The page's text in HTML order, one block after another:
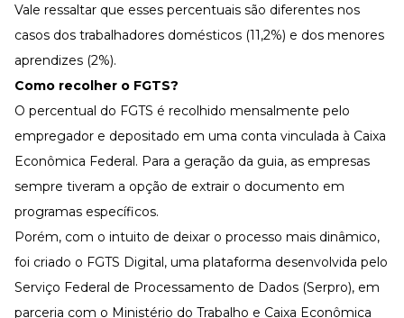
Vale ressaltar que esses percentuais são diferentes nos
casos dos trabalhadores domésticos (11,2%) e dos menores
aprendizes (2%).
Como recolher o FGTS?
O percentual do FGTS é recolhido mensalmente pelo
empregador e depositado em uma conta vinculada à Caixa
Econômica Federal. Para a geração da guia, as empresas
sempre tiveram a opção de extrair o documento em
programas específicos.
Porém, com o intuito de deixar o processo mais dinâmico,
foi criado o FGTS Digital, uma plataforma desenvolvida pelo
Serviço Federal de Processamento de Dados (Serpro), em
parceria com o Ministério do Trabalho e Caixa Econômica